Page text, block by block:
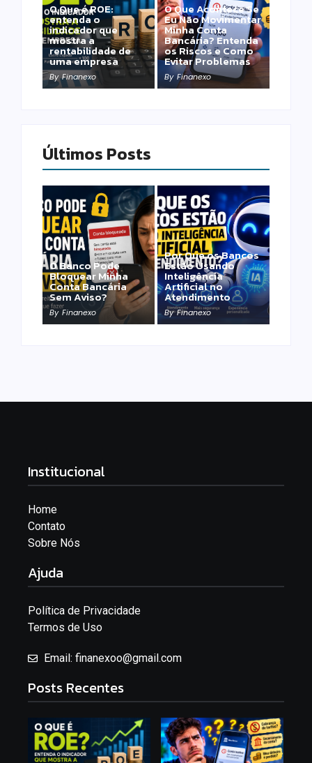
O Que é ROE:
entenda o
indicador que
mostra a
rentabilidade de
uma empresa
By Finanexo
O Que Acontece Se
Eu Não Movimentar
Minha Conta
Bancária? Entenda
os Riscos e Como
Evitar Problemas
By Finanexo
Últimos Posts
O Banco Pode
Bloquear Minha
Conta Bancária
Sem Aviso?
By Finanexo
Por Que os Bancos
Estão Usando
Inteligência
Artificial no
Atendimento
By Finanexo
Institucional
Home
Contato
Sobre Nós
Ajuda
Política de Privacidade
Termos de Uso
Email: finanexoo@gmail.com
Posts Recentes